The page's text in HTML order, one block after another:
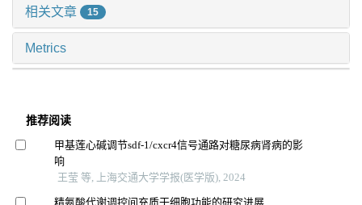
相关文章 15
Metrics
推荐阅读
甲基莲心碱调节sdf-1/cxcr4信号通路对糖尿病肾病的影
响
王莹 等, 上海交通大学学报(医学版), 2024
精氨酸代谢调控间充质干细胞功能的研究进展